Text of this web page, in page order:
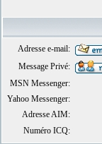
Adresse e-mail:
Message Privé:
MSN Messenger:
Yahoo Messenger:
Adresse AIM:
Numéro ICQ: